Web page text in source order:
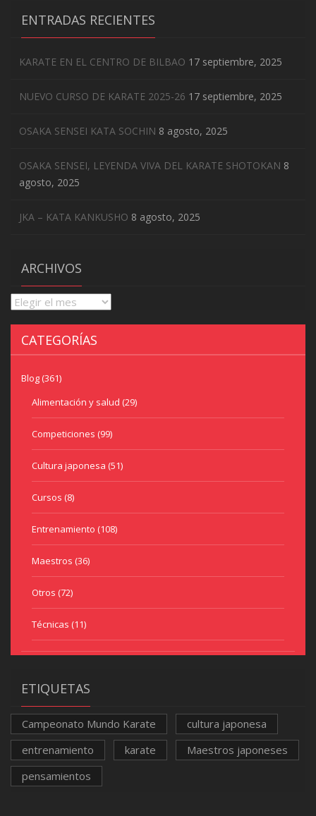
ENTRADAS RECIENTES
KARATE EN EL CENTRO DE BILBAO 17 septiembre, 2025
NUEVO CURSO DE KARATE 2025-26 17 septiembre, 2025
OSAKA SENSEI KATA SOCHIN 8 agosto, 2025
OSAKA SENSEI, LEYENDA VIVA DEL KARATE SHOTOKAN 8
agosto, 2025
JKA – KATA KANKUSHO 8 agosto, 2025
ARCHIVOS
Archivos
CATEGORÍAS
Blog (361)
Alimentación y salud (29)
Competiciones (99)
Cultura japonesa (51)
Cursos (8)
Entrenamiento (108)
Maestros (36)
Otros (72)
Técnicas (11)
ETIQUETAS
Campeonato Mundo Karate
cultura japonesa
entrenamiento
karate
Maestros japoneses
pensamientos